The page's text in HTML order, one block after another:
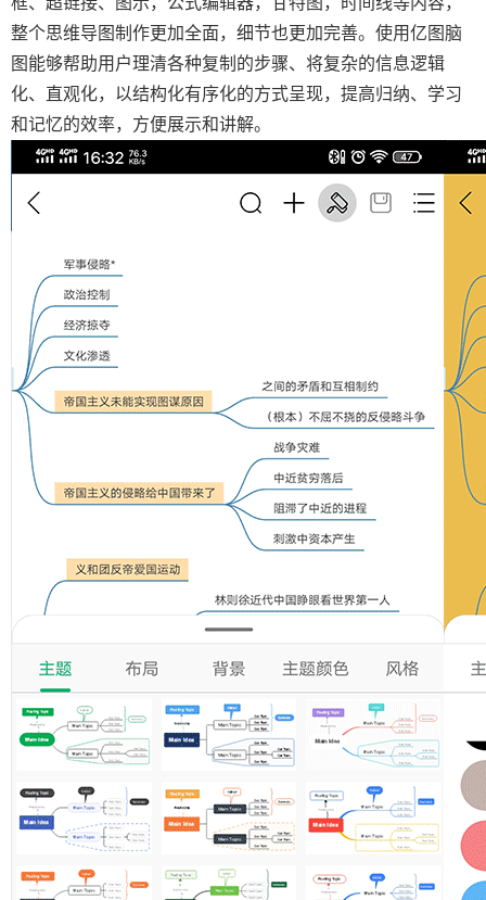
整个思维导图制作更加全面，细节也更加完善。使用亿图脑
图能够帮助用户理清各种复制的步骤、将复杂的信息逻辑
化、直观化，以结构化有序化的方式呈现，提高归纳、学习
和记忆的效率，方便展示和讲解。